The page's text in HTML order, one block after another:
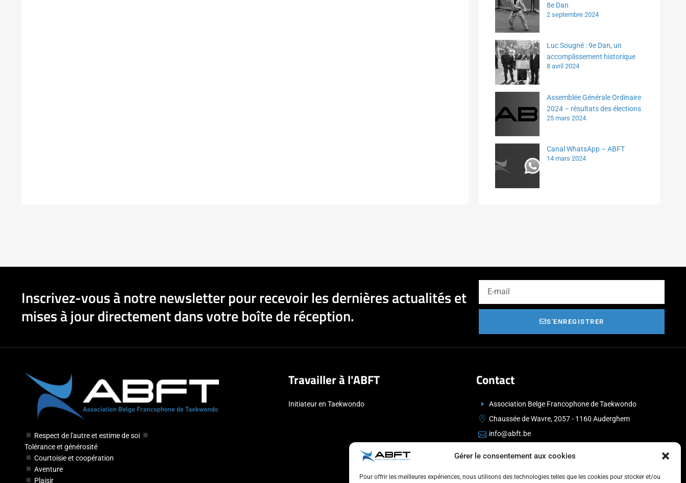
Gérer le consentement aux cookies
Pour offrir les meilleures expériences, nous utilisons des technologies telles que les cookies pour stocker et/ou
8e Dan
2 septembre 2024
Luc Sougné : 9e Dan, un
accomplissement historique
8 avril 2024
Assemblée Générale Ordinaire
2024 – résultats des élections
25 mars 2024
Canal WhatsApp – ABFT
14 mars 2024
Inscrivez-vous à notre newsletter pour recevoir les dernières actualités et
mises à jour directement dans votre boîte de réception.
S'ENREGISTRER
Respect de l'autre et estime de soi
Tolérance et générosité
Courtoisie et coopération
Aventure
Plaisir
Travailler à l'ABFT
Initiateur en Taekwondo
Contact
Association Belge Francophone de Taekwondo
Chaussée de Wavre, 2057 - 1160 Auderghem
info@abft.be